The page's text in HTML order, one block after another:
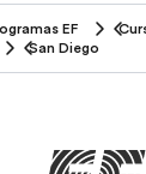
EF
San Diego